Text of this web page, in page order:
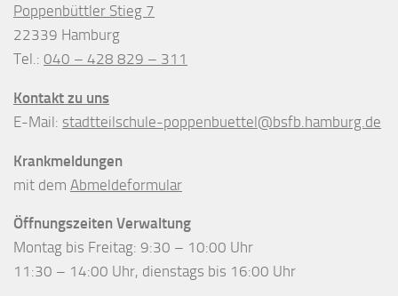
Poppenbüttler Stieg 7
22339 Hamburg
Tel.: 040 – 428 829 – 311
Kontakt zu uns
E-Mail: stadtteilschule-poppenbuettel@bsfb.hamburg.de
Krankmeldungen
mit dem Abmeldeformular
Öffnungszeiten Verwaltung
Montag bis Freitag: 9:30 – 10:00 Uhr
11:30 – 14:00 Uhr, dienstags bis 16:00 Uhr